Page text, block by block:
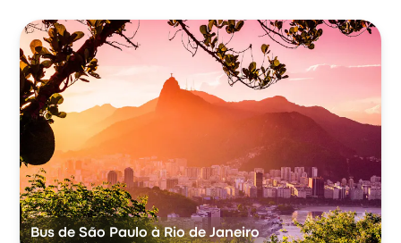
Bus de São Paulo à Rio de Janeiro